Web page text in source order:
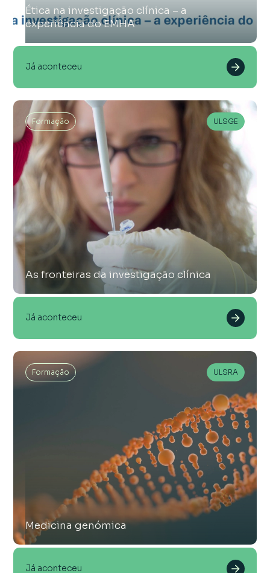
Ética na investigação clínica – a
experiência do EMHA
Já aconteceu
Formação ULSGE
As fronteiras da investigação clínica
Já aconteceu
Formação ULSRA
Medicina genómica
Já aconteceu